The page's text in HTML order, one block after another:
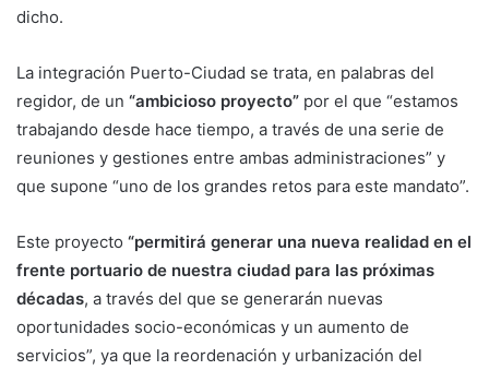
dicho.
La integración Puerto-Ciudad se trata, en palabras del
regidor, de un “ambicioso proyecto” por el que “estamos
trabajando desde hace tiempo, a través de una serie de
reuniones y gestiones entre ambas administraciones” y
que supone “uno de los grandes retos para este mandato”.
Este proyecto “permitirá generar una nueva realidad en el
frente portuario de nuestra ciudad para las próximas
décadas, a través del que se generarán nuevas
oportunidades socio-económicas y un aumento de
servicios”, ya que la reordenación y urbanización del